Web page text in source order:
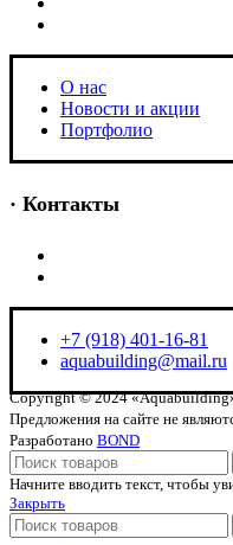
O нас
Новости и акции
Портфолио
· Контакты
+7 (918) 401-16-81
aquabuilding@mail.ru
Copyright © 2024
Предложения на сайте не
Разработано BOND
Начните вводить текст, чтобы
Закрыть